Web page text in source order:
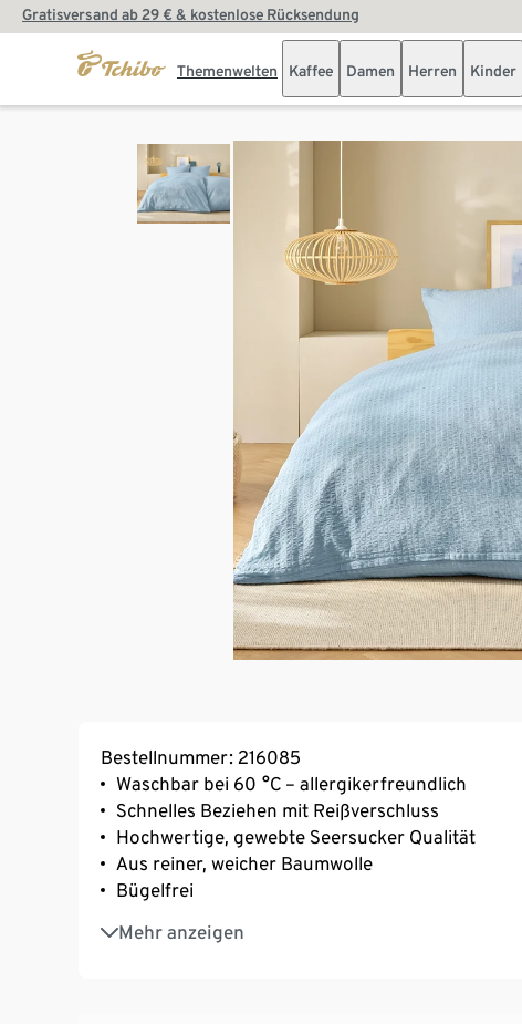
Gratisversand ab 29 € & kostenlose Rücksendung
Themenwelten Kaffee Damen Herren Kinder
Bestellnummer: 216085
Waschbar bei 60 °C – allergikerfreundlich
Schnelles Beziehen mit Reißverschluss
Hochwertige, gewebte Seersucker Qualität
Aus reiner, weicher Baumwolle
Bügelfrei
Mehr anzeigen
Unterstützt die Initiative Cotton made in Africa
Diese Bettwäsche unterstützt die Farmer*innen.